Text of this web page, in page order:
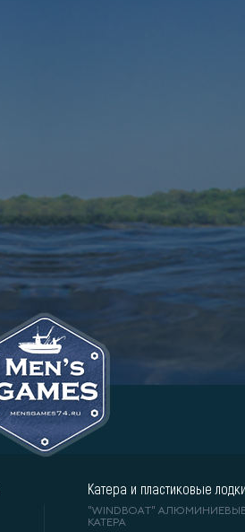
Катера и пластиковые
"WINDBOAT"
КАТЕРА